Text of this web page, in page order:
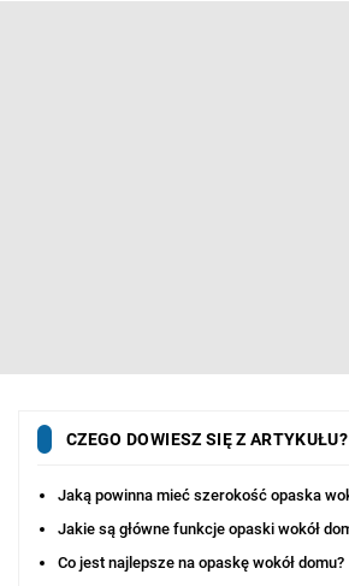
CZEGO DOWIESZ SIĘ Z ARTYKUŁU?
Jaką powinna mieć szerokość opaska
Jakie są główne funkcje opaski wokół
Co jest najlepsze na opaskę wokół domu?